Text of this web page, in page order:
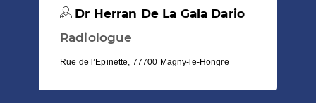
Dr Herran De La Gala Dario
Radiologue
Rue de l’Epinette, 77700 Magny-le-Hongre